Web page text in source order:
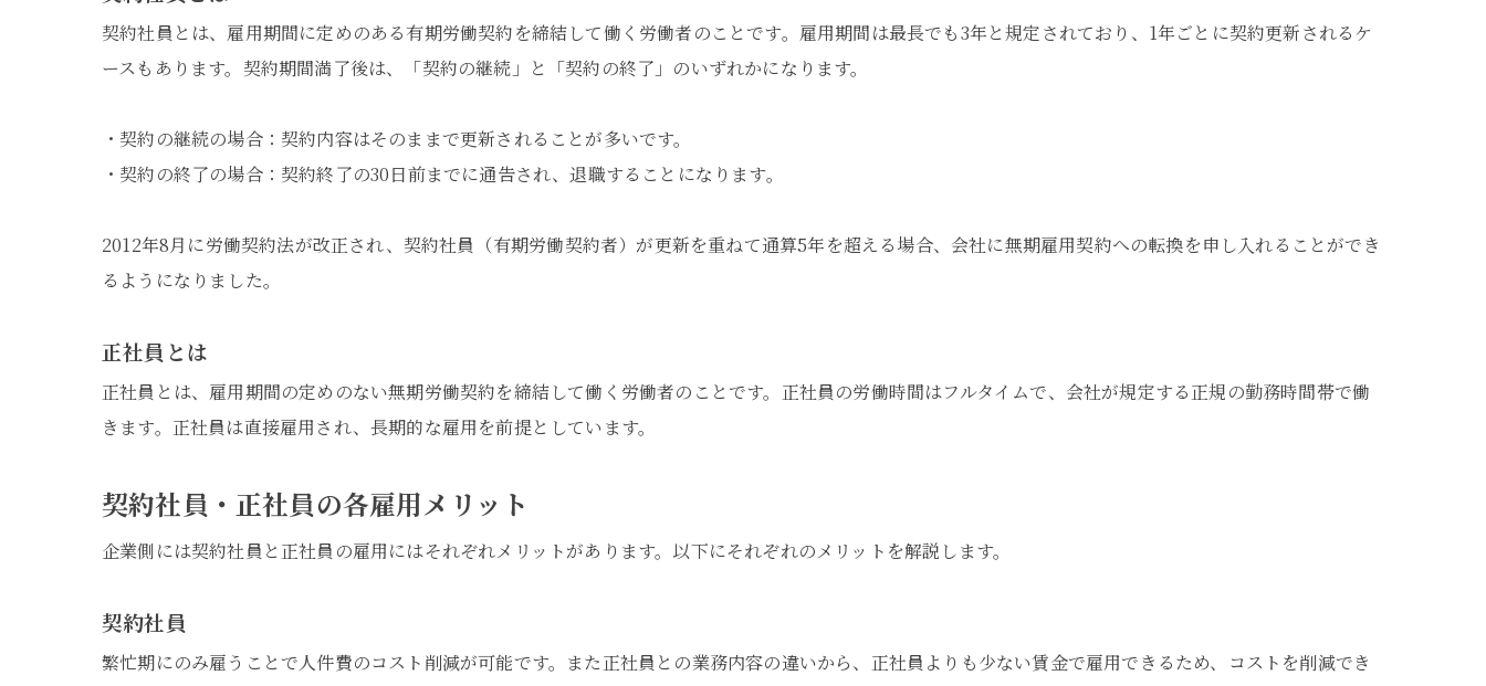
契約社員とは、雇用期間に定めのある有期労働契約を締結して働く労働者のことです。雇用期間は最長でも3年と規定されており、1年ごとに契約更新されるケ
ースもあります。契約期間満了後は、「契約の継続」と「契約の終了」のいずれかになります。
・契約の継続の場合：契約内容はそのままで更新されることが多いです。
・契約の終了の場合：契約終了の30日前までに通告され、退職することになります。
2012年8月に労働契約法が改正され、契約社員（有期労働契約者）が更新を重ねて通算5年を超える場合、会社に無期雇用契約への転換を申し入れることができ
るようになりました。
正社員とは
正社員とは、雇用期間の定めのない無期労働契約を締結して働く労働者のことです。正社員の労働時間はフルタイムで、会社が規定する正規の勤務時間帯で働
きます。正社員は直接雇用され、長期的な雇用を前提としています。
契約社員・正社員の各雇用メリット
企業側には契約社員と正社員の雇用にはそれぞれメリットがあります。以下にそれぞれのメリットを解説します。
契約社員
繁忙期にのみ雇うことで人件費のコスト削減が可能です。また正社員との業務内容の違いから、正社員よりも少ない賃金で雇用できるため、コストを削減でき